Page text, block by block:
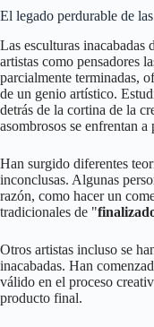
El legado perdurable de
Las esculturas
artistas como pensadores
parcialmente terminadas,
de un genio artístico.
detrás de la cortina de la
asombrosos se enfrentan a
Han surgido diferentes
inconclusas. Algunas
razón, como hacer un
tradicionales de "
Otros artistas incluso se
inacabadas. Han
válido en el proceso
producto final.